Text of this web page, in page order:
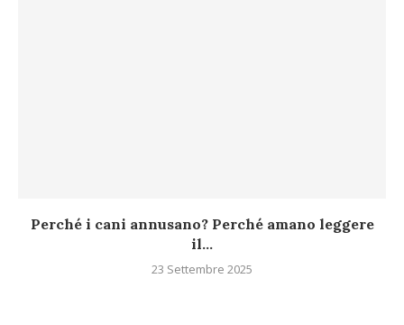
Perché i cani annusano? Perché amano leggere
il...
23 Settembre 2025